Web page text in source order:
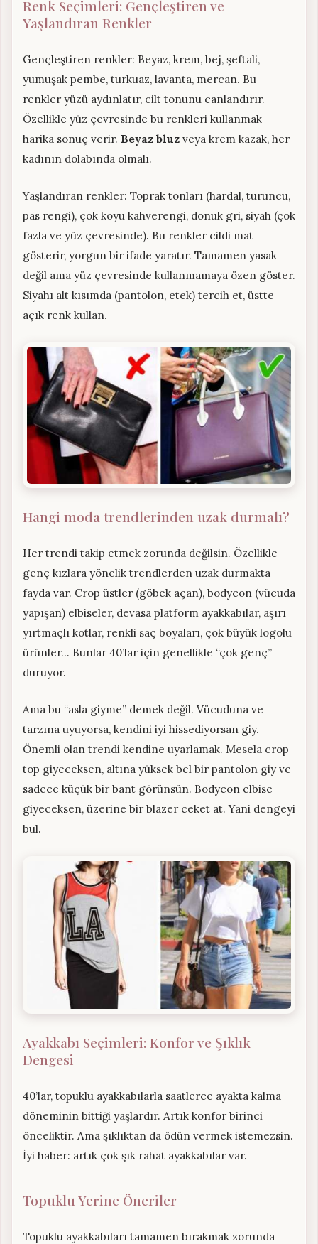
Renk Seçimleri: Gençleştiren ve
Yaşlandıran Renkler
Gençleştiren renkler: Beyaz, krem, bej, şeftali,
yumuşak pembe, turkuaz, lavanta, mercan. Bu
renkler yüzü aydınlatır, cilt tonunu canlandırır.
Özellikle yüz çevresinde bu renkleri kullanmak
harika sonuç verir. Beyaz bluz veya krem kazak, her
kadının dolabında olmalı.
Yaşlandıran renkler: Toprak tonları (hardal, turuncu,
pas rengi), çok koyu kahverengi, donuk gri, siyah (çok
fazla ve yüz çevresinde). Bu renkler cildi mat
gösterir, yorgun bir ifade yaratır. Tamamen yasak
değil ama yüz çevresinde kullanmamaya özen göster.
Siyahı alt kısımda (pantolon, etek) tercih et, üstte
açık renk kullan.
Hangi moda trendlerinden uzak durmalı?
Her trendi takip etmek zorunda değilsin. Özellikle
genç kızlara yönelik trendlerden uzak durmakta
fayda var. Crop üstler (göbek açan), bodycon (vücuda
yapışan) elbiseler, devasa platform ayakkabılar, aşırı
yırtmaçlı kotlar, renkli saç boyaları, çok büyük logolu
ürünler… Bunlar 40’lar için genellikle “çok genç”
duruyor.
Ama bu “asla giyme” demek değil. Vücuduna ve
tarzına uyuyorsa, kendini iyi hissediyorsan giy.
Önemli olan trendi kendine uyarlamak. Mesela crop
top giyeceksen, altına yüksek bel bir pantolon giy ve
sadece küçük bir bant görünsün. Bodycon elbise
giyeceksen, üzerine bir blazer ceket at. Yani dengeyi
bul.
Ayakkabı Seçimleri: Konfor ve Şıklık
Dengesi
40’lar, topuklu ayakkabılarla saatlerce ayakta kalma
döneminin bittiği yaşlardır. Artık konfor birinci
önceliktir. Ama şıklıktan da ödün vermek istemezsin.
İyi haber: artık çok şık rahat ayakkabılar var.
Topuklu Yerine Öneriler
Topuklu ayakkabıları tamamen bırakmak zorunda